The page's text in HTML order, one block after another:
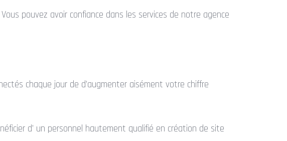
Vous pouvez avoir confiance dans les services de notre agence
chaque jour de d’augmenter aisément votre chiffre
d’ un personnel hautement qualifié en création de site